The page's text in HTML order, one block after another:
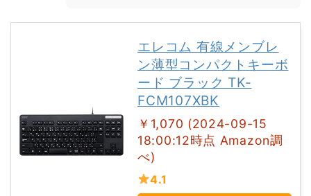
エレコム 有線メンブレ
ン薄型コンパクトキーボ
ード ブラック TK-
FCM107XBK
￥1,070 (2024-09-15
18:00:12時点 Amazon調
べ)
4.1